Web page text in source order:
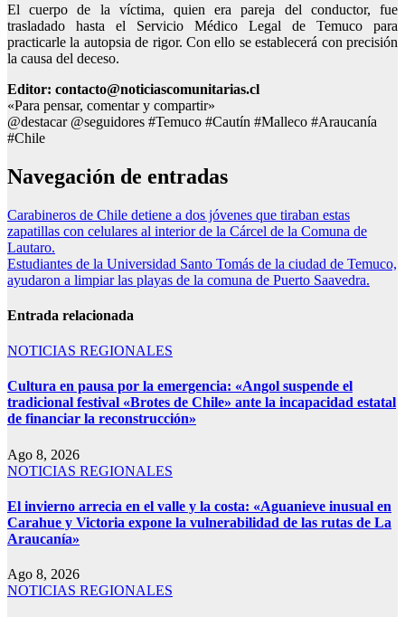
El cuerpo de la víctima, quien era pareja del conductor, fue
trasladado hasta el Servicio Médico Legal de Temuco para
practicarle la autopsia de rigor. Con ello se establecerá con precisión
la causa del deceso.
Editor: contacto@noticiascomunitarias.cl
«Para pensar, comentar y compartir»
@destacar @seguidores #Temuco #Cautín #Malleco #Araucanía
#Chile
Navegación de entradas
Carabineros de Chile detiene a dos jóvenes que tiraban estas
zapatillas con celulares al interior de la Cárcel de la Comuna de
Lautaro.
Estudiantes de la Universidad Santo Tomás de la ciudad de Temuco,
ayudaron a limpiar las playas de la comuna de Puerto Saavedra.
Entrada relacionada
NOTICIAS REGIONALES
Cultura en pausa por la emergencia: «Angol suspende el
tradicional festival «Brotes de Chile» ante la incapacidad estatal
de financiar la reconstrucción»
Ago 8, 2026
NOTICIAS REGIONALES
El invierno arrecia en el valle y la costa: «Aguanieve inusual en
Carahue y Victoria expone la vulnerabilidad de las rutas de La
Araucanía»
Ago 8, 2026
NOTICIAS REGIONALES